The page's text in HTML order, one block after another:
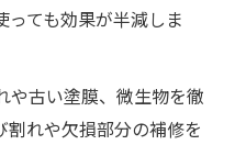
っても効果が半減しま
や古い塗膜、微生物を徹
割れや欠損部分の補修を